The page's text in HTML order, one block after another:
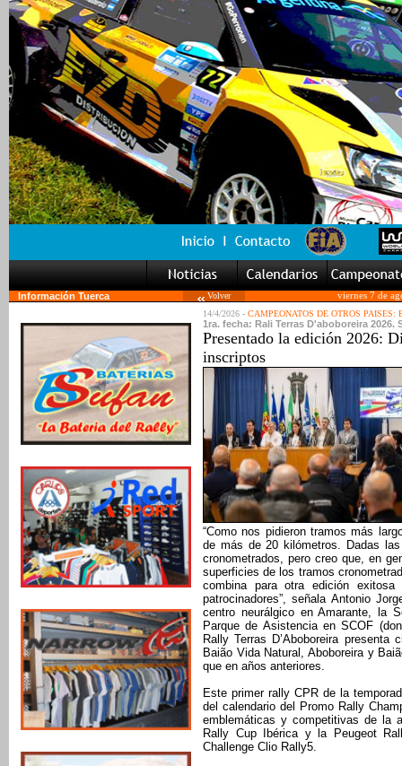
Información Tuerca Volver
viernes 7 de
14/4/2026 - CAMPEONATOS DE OTROS PAISES:
1ra. fecha: Rali Terras D'aboboreira 2026.
Presentado la edición 2026:
inscriptos
“Como nos pidieron tramos más
de más de 20 kilómetros. Dadas
cronometrados, pero creo que, en
superficies de los tramos
combina para otra edición
patrocinadores”, señala Antonio
centro neurálgico en Amarante, la
Parque de Asistencia en SCOF
Rally Terras D’Aboboreira
Baião Vida Natural, Aboboreira y
que en años anteriores.
Este primer rally CPR de la
del calendario del Promo Rally
emblemáticas y competitivas de la
Rally Cup Ibérica y la Peugeot
Challenge Clio Rally5.